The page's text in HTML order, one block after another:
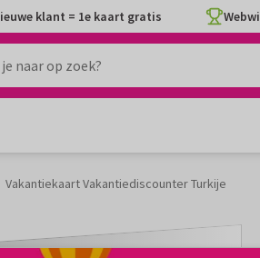
klant = 1e kaart gratis
Vakantiekaart Vakantiediscounter Turkije